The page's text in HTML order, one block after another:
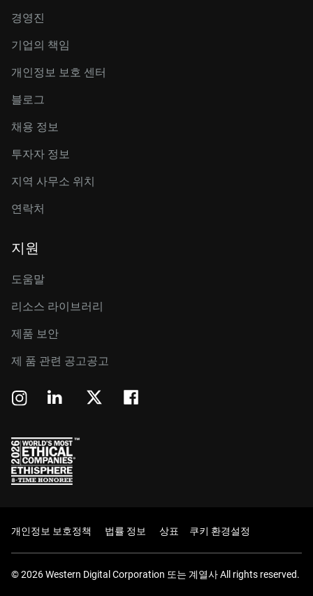
경영진
기업의 책임
개인정보 보호 센터
블로그
채용 정보
투자자 정보
지역 사무소 위치
연락처
지원
도움말
리소스 라이브러리
제품 보안
제 품 관련 공고공고
개인정보 보호정책 법률 정보 상표 쿠키 환경설정
© 2026 Western Digital Corporation 또는 계열사 All rights reserved.